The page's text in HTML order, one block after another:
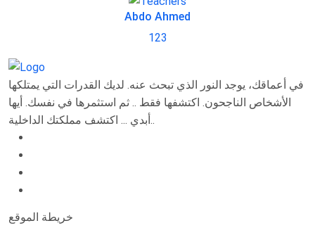
Abdo Ahmed
123
في أعماقك، يوجد النور الذي تبحث عنه. لديك القدرات التي يمتلكها
الأشخاص الناجحون. اكتشفها فقط .. ثم استثمرها في نفسك. أيها
أبدي ... اكتشف مملكتك الداخلية..
خريطة الموقع